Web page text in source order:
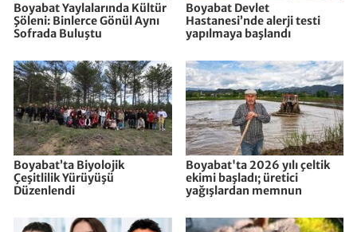
Boyabat Yaylalarında Kültür
Şöleni: Binlerce Gönül Aynı
Sofrada Buluştu
Boyabat Devlet
Hastanesi’nde alerji testi
yapılmaya başlandı
Boyabat’ta Biyolojik
Çeşitlilik Yürüyüşü
Düzenlendi
Boyabat'ta 2026 yılı çeltik
ekimi başladı; üretici
yağışlardan memnun